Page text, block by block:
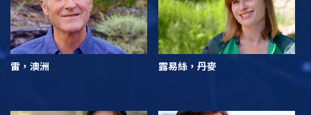
雷，澳洲 露易絲，丹麥